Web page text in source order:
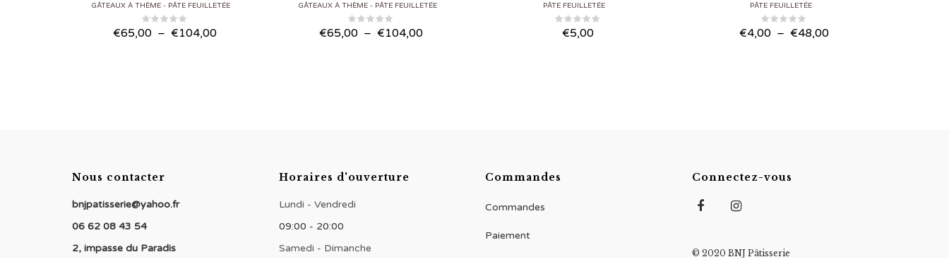
GÂTEAUX À THÈME PÂTE FEUILLETÉE
€65,00 – €104,00Plage
GÂTEAUX À THÈME PÂTE FEUILLETÉE
€65,00 – €104,00Plage
PÂTE FEUILLETÉE
€5,00
PÂTE FEUILLETÉE
€4,00 – €48,00Plage
Nous contacter
bnjpatisserie@yahoo.fr
06 62 08 43 54
2, impasse du Paradis
Horaires d'ouverture
Lundi - Vendredi
09:00 - 20:00
Samedi - Dimanche
Commandes
Commandes
Paiement
Connectez-vous
© 2020 BNJ Pâtisserie